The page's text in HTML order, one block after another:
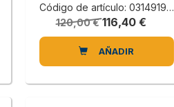
Código de artículo: 0314919303B
120,00 € 116,40 €
AÑADIR